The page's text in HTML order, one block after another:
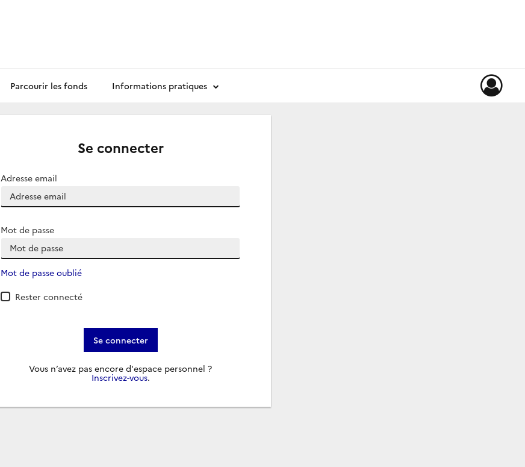
Parcourir les fonds Informations pratiques
Se connecter
Adresse email
Mot de passe
Mot de passe oublié
Rester connecté
Se connecter
Vous n’avez pas encore d'espace personnel ?
Inscrivez-vous.